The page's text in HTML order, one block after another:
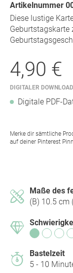
Artikelnummer
Diese lustige
Geburtstagskarte
4,90 €
DIGITALER
Digitale PDF-
Merke dir sämtliche
auf deiner Pinterest
Maße des
(B) 10.5 cm
Bastelzeit
5 - 10